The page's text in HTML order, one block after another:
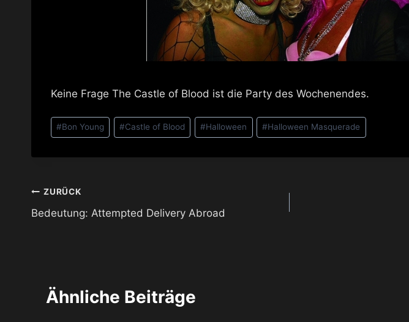
Keine Frage The Castle of Blood ist die Party des Wochenendes.
Schlagworte:
#Bon Young #Castle of Blood #Halloween #Halloween Masquerade
Beitragsnavigation
ZURÜCK
Bedeutung: Attempted Delivery Abroad
Ähnliche Beiträge